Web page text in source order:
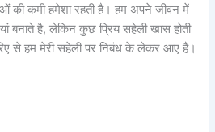
की कमी हमेशा रहती है। हम अपने जीवन में
बनाते है, लेकिन कुछ प्रिय सहेली खास होती
से हम मेरी सहेली पर निबंध के लेकर आए है।